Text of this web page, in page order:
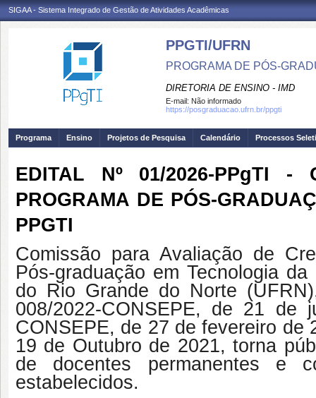
SIGAA - Sistema Integrado de Gestão de Atividades Acadêmicas
PPGTI/UFRN
PROGRAMA DE PÓS-
DIRETORIA DE ENSINO - IMD
E-mail: Não informado
https://posgraduacao.ufrn.br/ppgti
Programa Ensino Projetos de Pesquisa Calendário Processos
EDITAL Nº 01/2026-PPgTI -
PROGRAMA DE PÓS-
PPGTI
Comissão para Avaliação de
Pós-graduação em Tecnologia
do Rio Grande do Norte
008/2022-CONSEPE, de 21 de
CONSEPE, de 27 de fevereiro de
19 de Outubro de 2021, torna
de docentes permanentes e
estabelecidos.